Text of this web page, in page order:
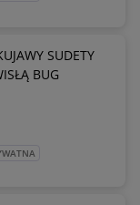
SUDETY
BUG